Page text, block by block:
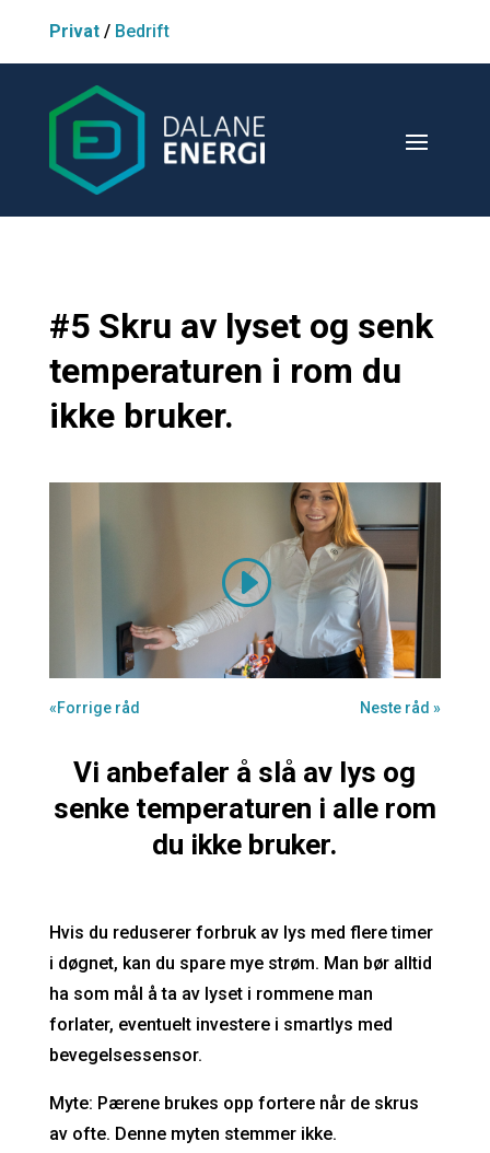
Privat/ Bedrift
#5 Skru av lyset og senk
temperaturen i rom du
ikke bruker.
«Forrige råd Neste råd »
Vi anbefaler å slå av lys og
senke temperaturen i alle rom
du ikke bruker.
Hvis du reduserer forbruk av lys med flere timer
i døgnet, kan du spare mye strøm. Man bør alltid
ha som mål å ta av lyset i rommene man
forlater, eventuelt investere i smartlys med
bevegelsessensor.
Myte: Pærene brukes opp fortere når de skrus
av ofte. Denne myten stemmer ikke.